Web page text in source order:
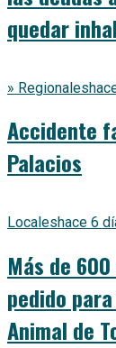
quedar
» Regionales
Accidente
Palacios
Localeshace 6
Más de
pedido
Animal de